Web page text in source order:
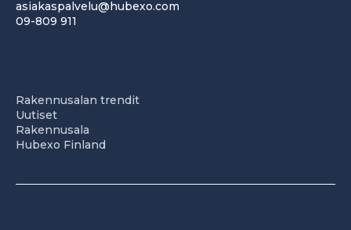
asiakaspalvelu@hubexo.com
09-809 911
Rakennusalan trendit
Uutiset
Rakennusala
Hubexo Finland